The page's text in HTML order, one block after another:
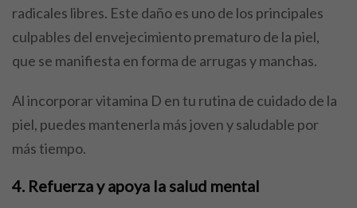
radicales libres. Este daño es uno de los principales
culpables del envejecimiento prematuro de la piel,
que se manifiesta en forma de arrugas y manchas.
Al incorporar vitamina D en tu rutina de cuidado de la
piel, puedes mantenerla más joven y saludable por
más tiempo.
4. Refuerza y apoya la salud mental